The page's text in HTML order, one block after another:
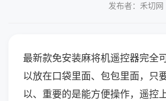
发布者：禾切网
最新款免安装麻将机遥控器完全
以放在口袋里面、包包里面，只
以、重要的是能方便操作，遥控